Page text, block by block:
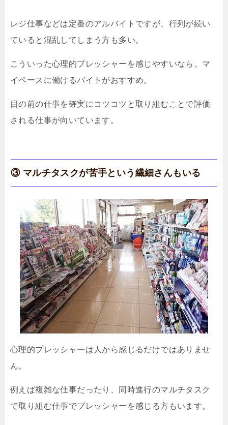
レジ仕事などは定番のアルバイトですが、行列が続い
ていると混乱してしまう方も多い。
こういった心理的プレッシャーを感じやすいなら、マ
イペースに働けるバイトがおすすめ。
目の前の仕事を確実にコツコツと取り組むことで評価
される仕事が向いています。
③ マルチタスクが苦手という繊細さんもいる
心理的プレッシャーは人から感じるだけではありませ
ん。
例えば複雑な仕事だったり、同時進行のマルチタスク
で取り組む仕事でプレッシャーを感じる方もいます。